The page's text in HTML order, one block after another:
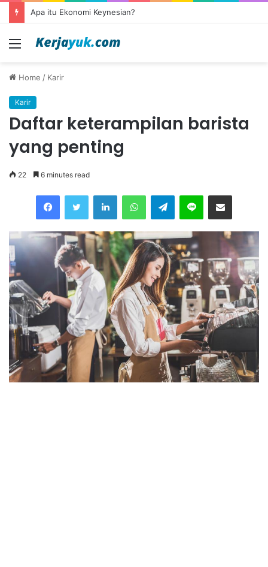
Apa itu outsourcing?
Menu
Home / Karir
Karir
Daftar keterampilan barista
yang penting
22 6 minutes read
Telegram